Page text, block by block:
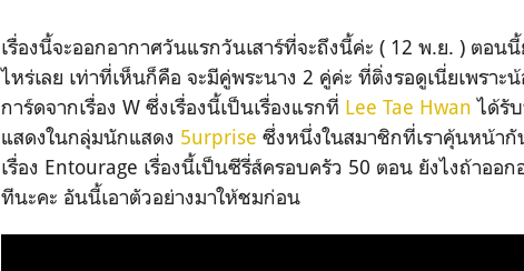
เรื่องนี้จะออกอากาศวันแรกวันเสาร์ที่จะถึงนี้ค่ะ ( 12 พ.ย. ) ตอนนี้
ไหร่เลย เท่าที่เห็นก็คือ จะมีคู่พระนาง 2 คู่ค่ะ ที่ติ่งรอดูเนี่ยเพรา
การ์ดจากเรื่อง W ซึ่งเรื่องนี้เป็นเรื่องแรกที่ Lee Tae Hwan ได้รั
แสดงในกลุ่มนักแสดง 5urprise ซึ่งหนึ่งในสมาชิกที่เราคุ้นหน้ากั
เรื่อง Entourage เรื่องนี้เป็นซีรี่ส์ครอบครัว 50 ตอน ยังไงถ้าออก
ทีนะคะ อันนี้เอาตัวอย่างมาให้ชมก่อน